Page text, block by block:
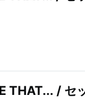
THAT... / セ